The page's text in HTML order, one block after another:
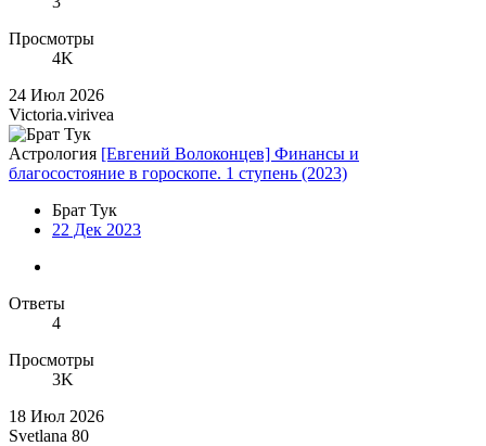
Просмотры
4K
24 Июл 2026
Victoria.virivea
Астрология [Евгений Волоконцев] Финансы и
благосостояние в гороскопе. 1 ступень (2023)
Брат Тук
22 Дек 2023
Ответы
4
Просмотры
3K
18 Июл 2026
Svetlana 80